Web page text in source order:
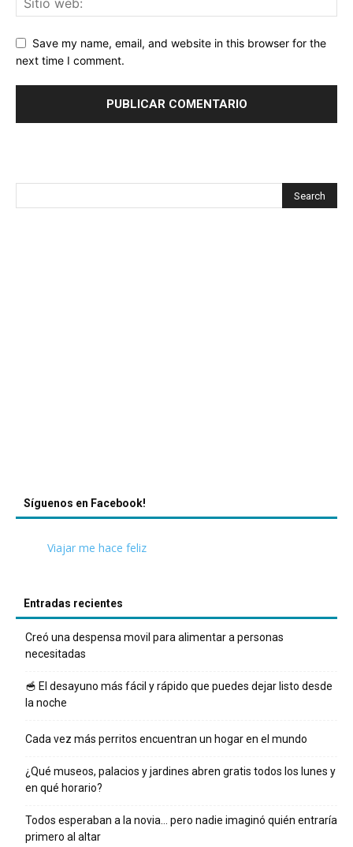
Save my name, email, and website in this browser for the
next time I comment.
Síguenos en Facebook!
Viajar me hace feliz
Entradas recientes
Creó una despensa movil para alimentar a personas
necesitadas
🥣 El desayuno más fácil y rápido que puedes dejar listo desde
la noche
Cada vez más perritos encuentran un hogar en el mundo
¿Qué museos, palacios y jardines abren gratis todos los lunes y
en qué horario?
Todos esperaban a la novia… pero nadie imaginó quién entraría
primero al altar